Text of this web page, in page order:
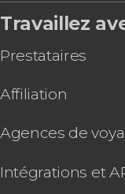
Travaillez
Prestataires
Affiliation
Agences de
Intégrations et